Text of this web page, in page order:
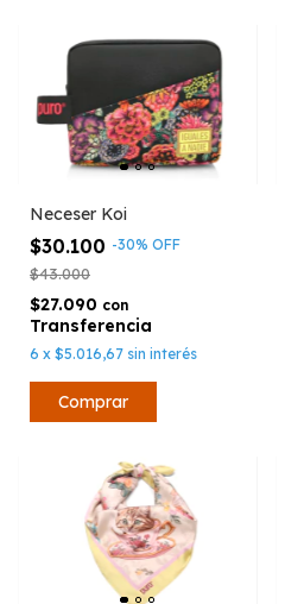
Neceser Koi
$30.100 -30% OFF
$43.000
$27.090 con
6 x $5.016,67 sin interés